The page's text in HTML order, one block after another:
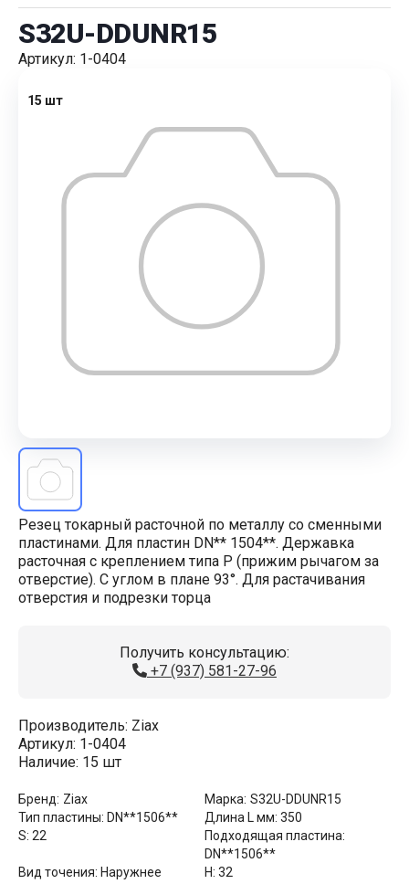
S32U-DDUNR15
Артикул: 1-0404
15 шт
Резец токарный расточной по металлу со сменными
пластинами. Для пластин DN** 1504**. Державка
расточная с креплением типа P (прижим рычагом за
отверстие). С углом в плане 93°. Для растачивания
отверстия и подрезки торца
Получить консультацию:
+7 (937) 581-27-96
Производитель: Ziax
Артикул: 1-0404
Наличие: 15 шт
Бренд: Ziax Марка: S32U-DDUNR15
Тип пластины: DN**1506** Длина L мм: 350
S: 22
Подходящая пластина:
DN**1506**
Вид точения: Наружнее H: 32